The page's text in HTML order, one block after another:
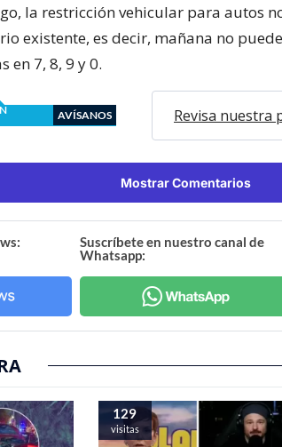
la restricción vehicular para autos
existente, es decir, mañana no
en 7, 8, 9 y 0.
AVÍSANOS Revisa nuestra
Mostrar Comentarios
Suscríbete en nuestro canal de
Whatsapp:
129
visitas